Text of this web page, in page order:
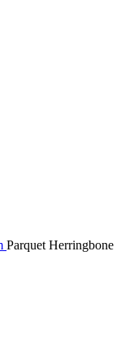
Parquet Herringbone